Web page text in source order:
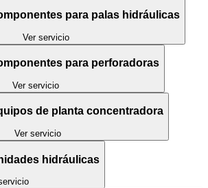
para palas hidráulicas
Ver servicio
para perforadoras
Ver servicio
de planta concentradora
Ver servicio
hidráulicas